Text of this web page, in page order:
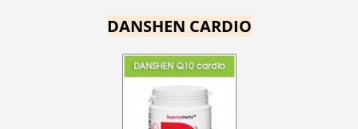
DANSHEN CARDIO